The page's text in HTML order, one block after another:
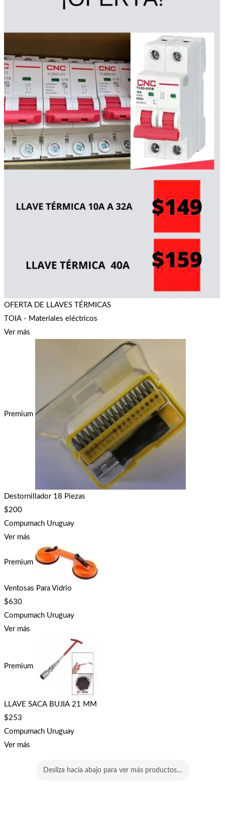
OFERTA DE LLAVES TÉRMICAS
TOIA - Materiales eléctricos
Ver más
Premium
Destornillador 18 Piezas
$200
Compumach Uruguay
Ver más
Premium
Ventosas Para Vidrio
$630
Compumach Uruguay
Ver más
Premium
LLAVE SACA BUJIA 21 MM
$253
Compumach Uruguay
Ver más
Desliza hacia abajo para ver más productos…